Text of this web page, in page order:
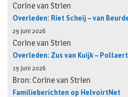
Corine van Strien
Overleden: Riet Scheij – van
29 juni 2026
Corine van Strien
Overleden: Zus van Kuijk –
19 juni 2026
Bron: Corine van Strien
Familieberichten op HelvoirtNet